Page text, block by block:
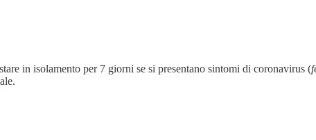
in isolamento per 7 giorni se si presentano sintomi di coronavirus (